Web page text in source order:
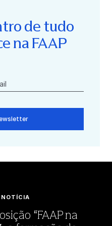
de tudo
na FAAP
NOTÍCIA
“FAAP na